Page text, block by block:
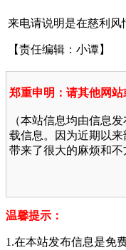
来电请说明是在慈利风
【责任编辑：小谭】
郑重申明：请其他网
（本站信息均由信息
载信息。因为近期以
带来了很大的麻烦和不
温馨提示：
1.在本站发布信息是免